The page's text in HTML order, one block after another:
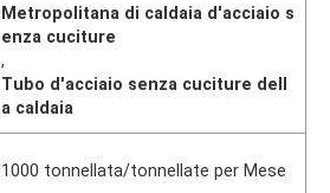
Metropolitana di caldaia d'acciaio s
enza cuciture
,
Tubo d'acciaio senza cuciture dell
a caldaia
1000 tonnellata/tonnellate per Mese